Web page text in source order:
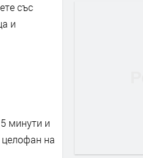
със
и
минути и
целофан на